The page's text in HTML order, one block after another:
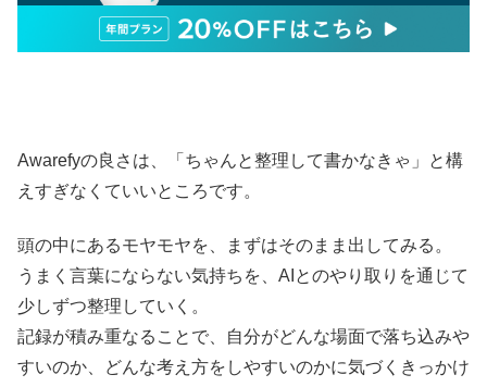
Awarefyの良さは、「ちゃんと整理して書かなきゃ」と構
えすぎなくていいところです。
頭の中にあるモヤモヤを、まずはそのまま出してみる。
うまく言葉にならない気持ちを、AIとのやり取りを通じて
少しずつ整理していく。
記録が積み重なることで、自分がどんな場面で落ち込みや
すいのか、どんな考え方をしやすいのかに気づくきっかけ